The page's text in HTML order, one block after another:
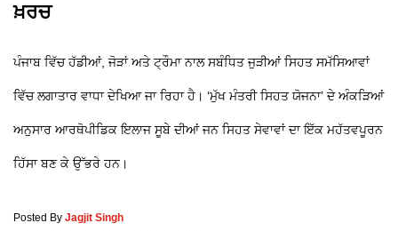
ਖ਼ਰਚ
ਪੰਜਾਬ ਵਿੱਚ ਹੱਡੀਆਂ, ਜੋੜਾਂ ਅਤੇ ਟ੍ਰੌਮਾ ਨਾਲ ਸਬੰਧਿਤ ਜੁੜੀਆਂ ਸਿਹਤ ਸਮੱਸਿਆਵਾਂ
ਵਿੱਚ ਲਗਾਤਾਰ ਵਾਧਾ ਦੇਖਿਆ ਜਾ ਰਿਹਾ ਹੈ। ‘ਮੁੱਖ ਮੰਤਰੀ ਸਿਹਤ ਯੋਜਨਾ’ ਦੇ ਅੰਕੜਿਆਂ
ਅਨੁਸਾਰ ਆਰਥੋਪੀਡਿਕ ਇਲਾਜ ਸੂਬੇ ਦੀਆਂ ਜਨ ਸਿਹਤ ਸੇਵਾਵਾਂ ਦਾ ਇੱਕ ਮਹੱਤਵਪੂਰਨ
ਹਿੱਸਾ ਬਣ ਕੇ ਉੱਭਰੇ ਹਨ।
Posted By Jagjit Singh